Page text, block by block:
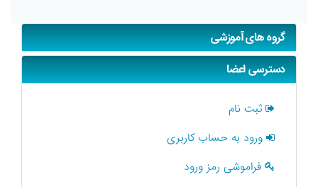
گروه های آموزشی
دسترسی اعضا
ثبت نام
ورود به حساب کاربری
فراموشی رمز ورود